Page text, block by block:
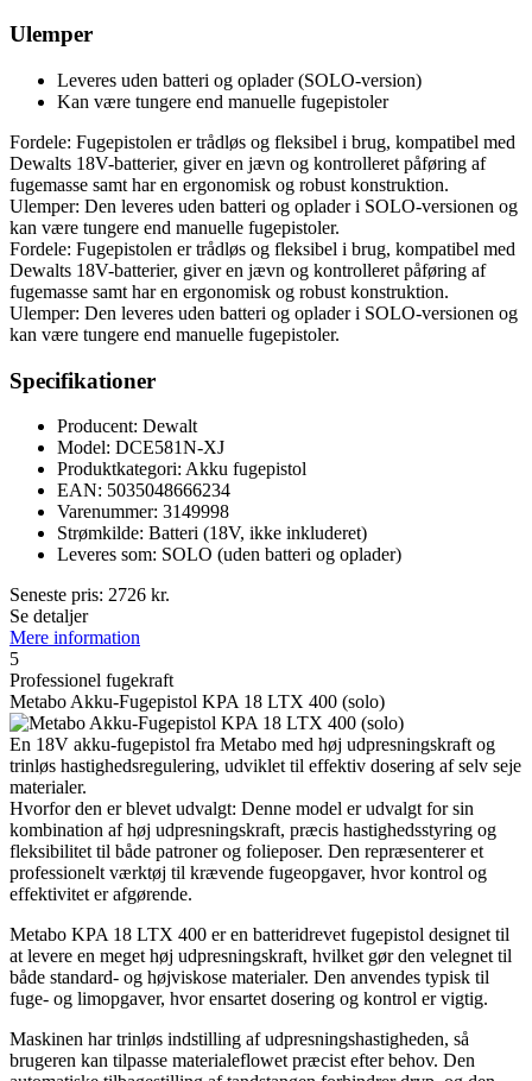
Ulemper
Leveres uden batteri og oplader (SOLO-version)
Kan være tungere end manuelle fugepistoler
Fordele: Fugepistolen er trådløs og fleksibel i brug, kompatibel med
Dewalts 18V-batterier, giver en jævn og kontrolleret påføring af
fugemasse samt har en ergonomisk og robust konstruktion.
Ulemper: Den leveres uden batteri og oplader i SOLO-versionen og
kan være tungere end manuelle fugepistoler.
Fordele: Fugepistolen er trådløs og fleksibel i brug, kompatibel med
Dewalts 18V-batterier, giver en jævn og kontrolleret påføring af
fugemasse samt har en ergonomisk og robust konstruktion.
Ulemper: Den leveres uden batteri og oplader i SOLO-versionen og
kan være tungere end manuelle fugepistoler.
Specifikationer
Producent: Dewalt
Model: DCE581N-XJ
Produktkategori: Akku fugepistol
EAN: 5035048666234
Varenummer: 3149998
Strømkilde: Batteri (18V, ikke inkluderet)
Leveres som: SOLO (uden batteri og oplader)
Seneste pris: 2726 kr.
Se detaljer
Mere information
5
Professionel fugekraft
Metabo Akku-Fugepistol KPA 18 LTX 400 (solo)
En 18V akku-fugepistol fra Metabo med høj udpresningskraft og
trinløs hastighedsregulering, udviklet til effektiv dosering af selv seje
materialer.
Hvorfor den er blevet udvalgt: Denne model er udvalgt for sin
kombination af høj udpresningskraft, præcis hastighedsstyring og
fleksibilitet til både patroner og folieposer. Den repræsenterer et
professionelt værktøj til krævende fugeopgaver, hvor kontrol og
effektivitet er afgørende.
Metabo KPA 18 LTX 400 er en batteridrevet fugepistol designet til
at levere en meget høj udpresningskraft, hvilket gør den velegnet til
både standard- og højviskose materialer. Den anvendes typisk til
fuge- og limopgaver, hvor ensartet dosering og kontrol er vigtig.
Maskinen har trinløs indstilling af udpresningshastigheden, så
brugeren kan tilpasse materialeflowet præcist efter behov. Den